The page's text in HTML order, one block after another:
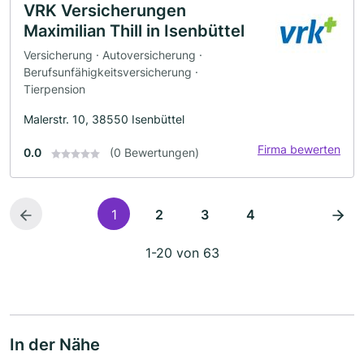
VRK Versicherungen
Maximilian Thill in Isenbüttel
Versicherung · Autoversicherung ·
Berufsunfähigkeitsversicherung ·
Tierpension
Malerstr. 10, 38550 Isenbüttel
0.0 (0 Bewertungen) Firma bewerten
1 2 3 4
1-20 von 63
In der Nähe